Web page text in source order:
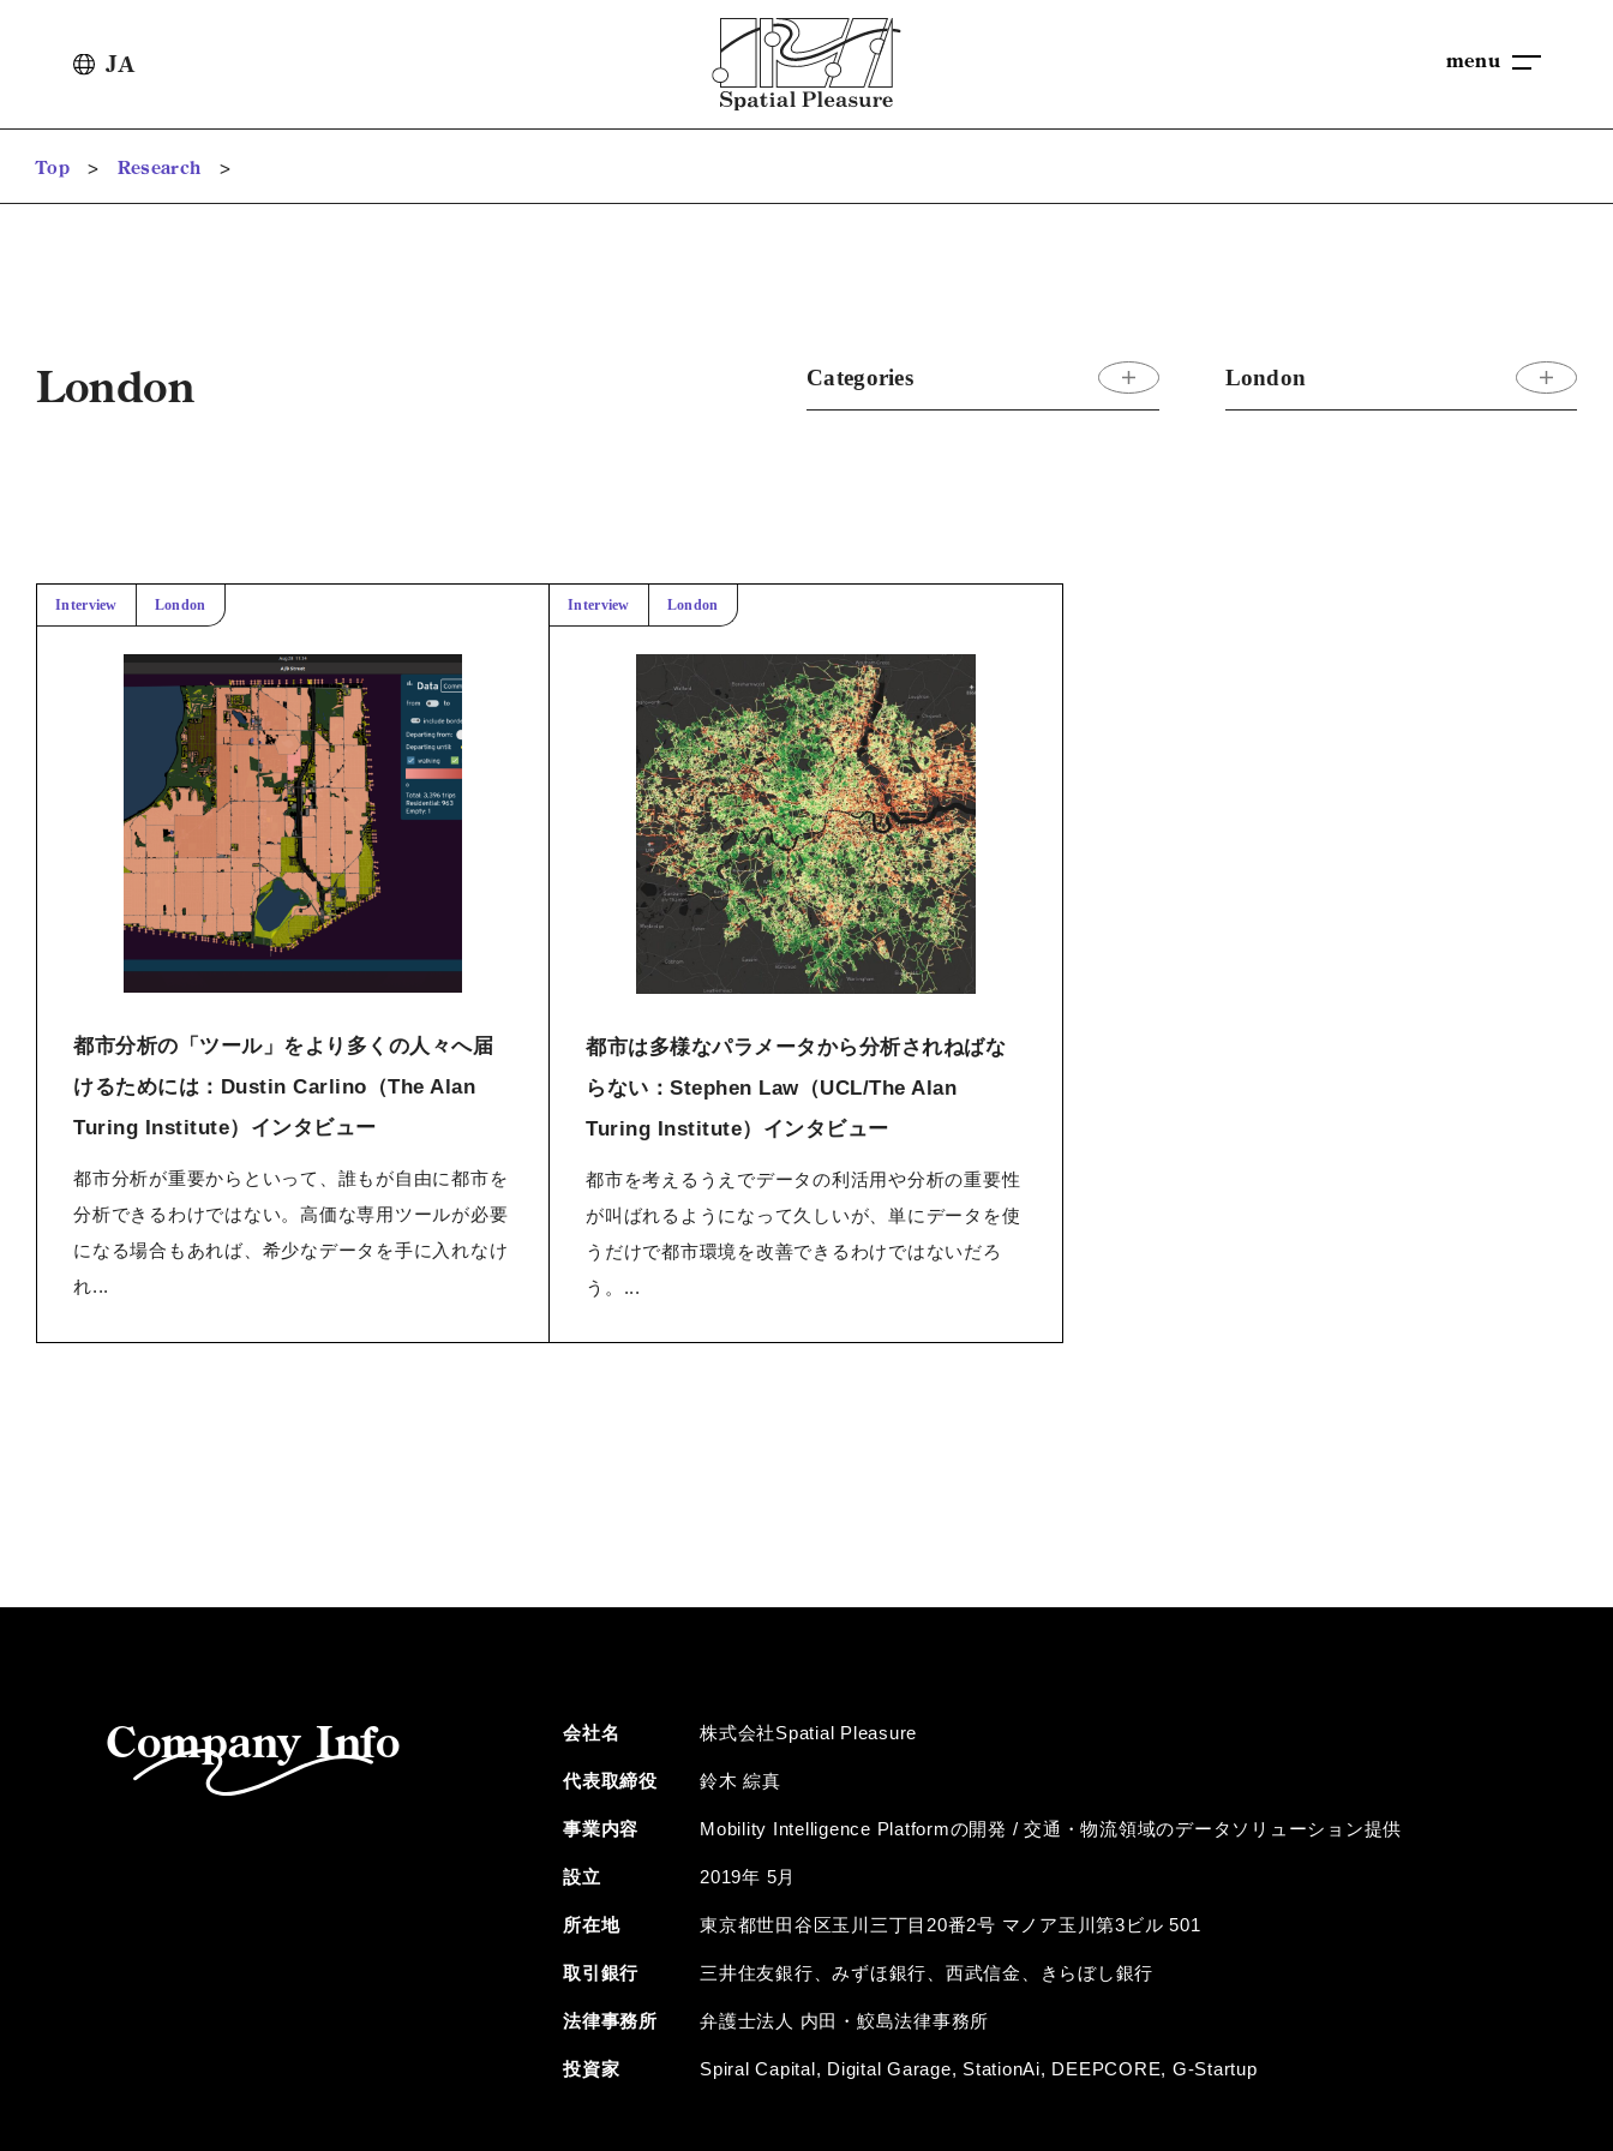
JA menu
Top > Research >
London Categories London
Interview London
都市分析の「ツール」をより多くの人々へ届
けるためには：Dustin Carlino（The Alan
Turing Institute）インタビュー
都市分析が重要からといって、誰もが自由に都市を
分析できるわけではない。高価な専用ツールが必要
になる場合もあれば、希少なデータを手に入れなけ
れ...
Interview London
都市は多様なパラメータから分析されねばな
らない：Stephen Law（UCL/The Alan
Turing Institute）インタビュー
都市を考えるうえでデータの利活用や分析の重要性
が叫ばれるようになって久しいが、単にデータを使
うだけで都市環境を改善できるわけではないだろ
う。...
Company Info 会社名 株式会社Spatial Pleasure
代表取締役 鈴⽊ 綜真
事業内容 Mobility Intelligence Platformの開発 / 交通・物流領域のデータソリューション提供
設立 2019年 5月
所在地 東京都世田谷区玉川三丁目20番2号 マノア玉川第3ビル 501
取引銀行 三井住友銀行、みずほ銀行、西武信金、きらぼし銀行
法律事務所 弁護士法人 内田・鮫島法律事務所
投資家 Spiral Capital, Digital Garage, StationAi, DEEPCORE, G-Startup